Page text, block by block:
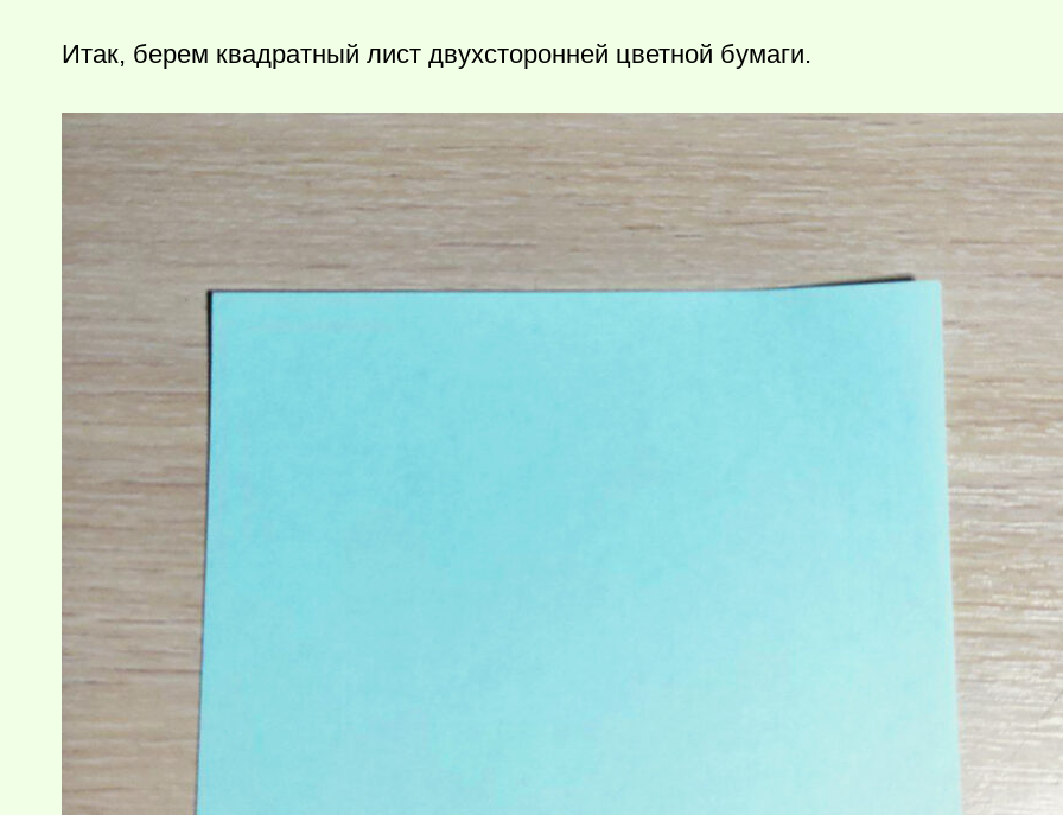
Итак, берем квадратный лист двухсторонней цветной бумаги.